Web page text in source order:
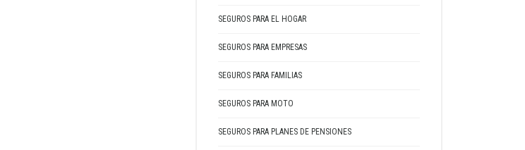
SEGUROS PARA EL HOGAR
SEGUROS PARA EMPRESAS
SEGUROS PARA FAMILIAS
SEGUROS PARA MOTO
SEGUROS PARA PLANES DE PENSIONES